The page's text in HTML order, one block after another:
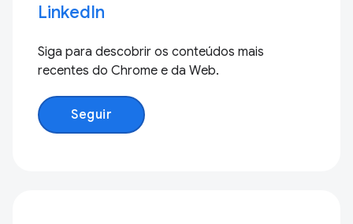
LinkedIn
Siga para descobrir os conteúdos mais
recentes do Chrome e da Web.
Seguir